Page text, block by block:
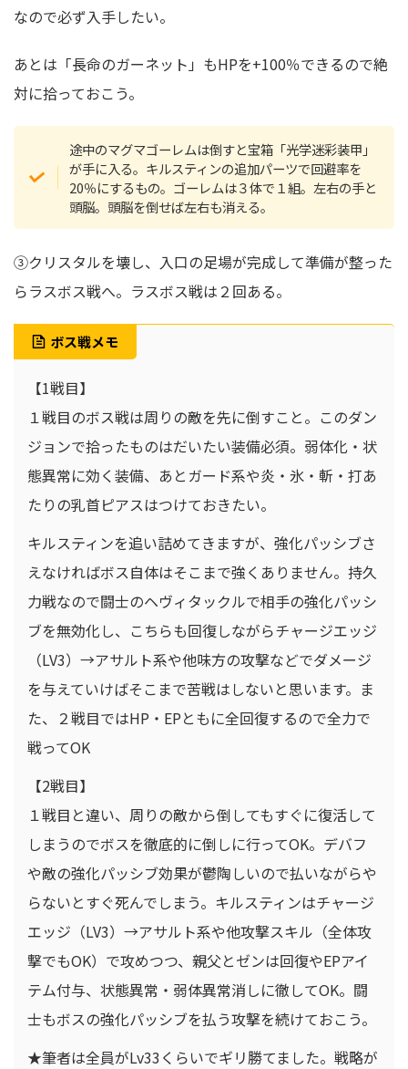
なので必ず入手したい。
あとは「長命のガーネット」もHPを+100％できるので絶
対に拾っておこう。
途中のマグマゴーレムは倒すと宝箱「光学迷彩装甲」
が手に入る。キルスティンの追加パーツで回避率を
20％にするもの。ゴーレムは３体で１組。左右の手と
頭脳。頭脳を倒せば左右も消える。
③クリスタルを壊し、入口の足場が完成して準備が整った
らラスボス戦へ。ラスボス戦は２回ある。
ボス戦メモ
【1戦目】
１戦目のボス戦は周りの敵を先に倒すこと。このダン
ジョンで拾ったものはだいたい装備必須。弱体化・状
態異常に効く装備、あとガード系や炎・氷・斬・打あ
たりの乳首ピアスはつけておきたい。
キルスティンを追い詰めてきますが、強化パッシブさ
えなければボス自体はそこまで強くありません。持久
力戦なので闘士のヘヴィタックルで相手の強化パッシ
ブを無効化し、こちらも回復しながらチャージエッジ
（LV3）→アサルト系や他味方の攻撃などでダメージ
を与えていけばそこまで苦戦はしないと思います。ま
た、２戦目ではHP・EPともに全回復するので全力で
戦ってOK
【2戦目】
１戦目と違い、周りの敵から倒してもすぐに復活して
しまうのでボスを徹底的に倒しに行ってOK。デバフ
や敵の強化パッシブ効果が鬱陶しいので払いながらや
らないとすぐ死んでしまう。キルスティンはチャージ
エッジ（LV3）→アサルト系や他攻撃スキル（全体攻
撃でもOK）で攻めつつ、親父とゼンは回復やEPアイ
テム付与、状態異常・弱体異常消しに徹してOK。闘
士もボスの強化パッシブを払う攻撃を続けておこう。
★筆者は全員がLv33くらいでギリ勝てました。戦略が